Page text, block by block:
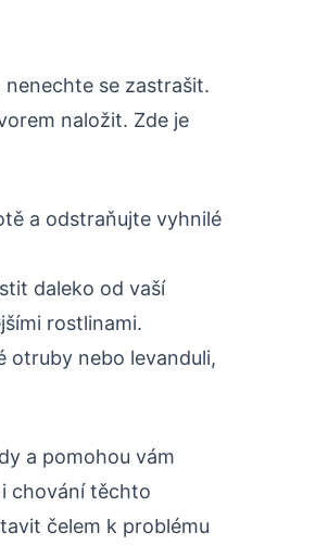
se zastrašit.
naložit. Zde je
a odstraňujte vyhnilé
daleko od vaší
rostlinami.
otruby nebo levanduli,
a pomohou vám
chování těchto
čelem k problému